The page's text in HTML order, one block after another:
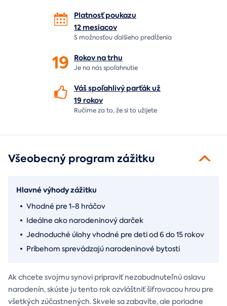
Platnosť poukazu
12 mesiacov
S možnosťou ďalšieho predĺženia
19 Rokov natrhu
Je na násspoľahnutie
Váš spoľahlivý parťák už
19 rokov
Ručíme za to,že si to užijete
Všeobecný program zážitku
Hlavné výhody zážitku
Vhodné pre 1-8 hráčov
Ideálne ako narodeninový darček
Jednoduché úlohy vhodné pre deti od 6 do 15 rokov
Príbehom sprevádzajú narodeninové bytosti
Ak chcete svojmu synovi pripraviť nezabudnuteľnú oslavu
narodenín, skúste ju tento rok ozvláštniť šifrovacou hrou pre
všetkých zúčastnených. Skvele sa zabavíte, ale poriadne